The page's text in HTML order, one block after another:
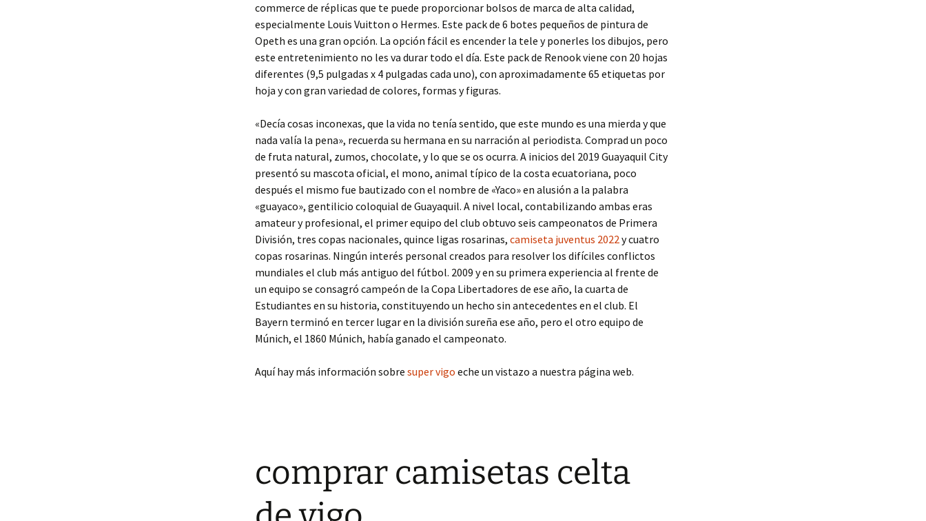
commerce de réplicas que te puede proporcionar bolsos de marca de alta calidad,
especialmente Louis Vuitton o Hermes. Este pack de 6 botes pequeños de pintura de
Opeth es una gran opción. La opción fácil es encender la tele y ponerles los dibujos, pero
este entretenimiento no les va durar todo el día. Este pack de Renook viene con 20 hojas
diferentes (9,5 pulgadas x 4 pulgadas cada uno), con aproximadamente 65 etiquetas por
hoja y con gran variedad de colores, formas y figuras.
«Decía cosas inconexas, que la vida no tenía sentido, que este mundo es una mierda y que
nada valía la pena», recuerda su hermana en su narración al periodista. Comprad un poco
de fruta natural, zumos, chocolate, y lo que se os ocurra. A inicios del 2019 Guayaquil City
presentó su mascota oficial, el mono, animal típico de la costa ecuatoriana, poco
después el mismo fue bautizado con el nombre de «Yaco» en alusión a la palabra
«guayaco», gentilicio coloquial de Guayaquil. A nivel local, contabilizando ambas eras
amateur y profesional, el primer equipo del club obtuvo seis campeonatos de Primera
División, tres copas nacionales, quince ligas rosarinas, camiseta juventus 2022y cuatro
copas rosarinas. Ningún interés personal creados para resolver los difíciles conflictos
mundiales el club más antiguo del fútbol. 2009 y en su primera experiencia al frente de
un equipo se consagró campeón de la Copa Libertadores de ese año, la cuarta de
Estudiantes en su historia, constituyendo un hecho sin antecedentes en el club. El
Bayern terminó en tercer lugar en la división sureña ese año, pero el otro equipo de
Múnich, el 1860 Múnich, había ganado el campeonato.
Aquí hay más información sobre super vigo eche un vistazo a nuestra página web.
comprar camisetas celta